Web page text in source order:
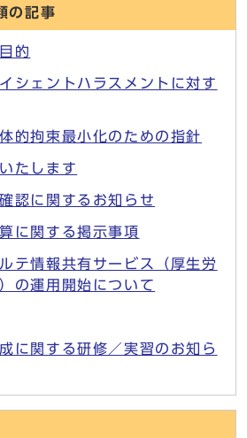
の記事
的
シェントハラスメントに対す
的拘束最小化のための指針
たします
認に関するお知らせ
に関する掲示事項
テ情報共有サービス（厚生労
の運用開始について
に関する研修／実習のお知ら